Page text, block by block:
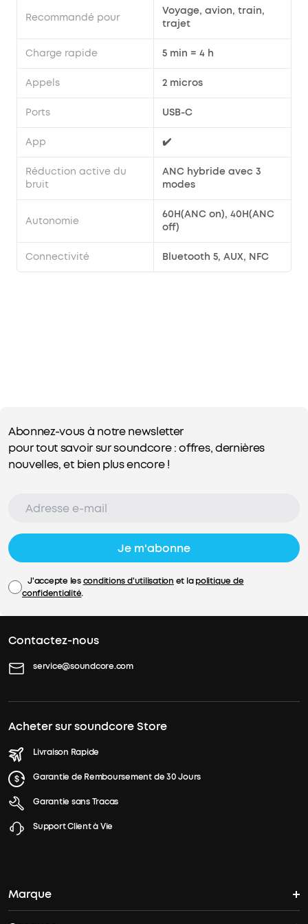
Recommandé pour
Voyage, avion, train,
trajet
Charge rapide 5 min = 4 h
Appels 2 micros
Ports USB-C
App ✔️
Réduction active du
bruit
ANC hybride avec 3
modes
Autonomie
60H(ANC on), 40H(ANC
off)
Connectivité Bluetooth 5, AUX, NFC
Abonnez-vous à notre newsletter
pour tout savoir sur soundcore : offres, dernières
nouvelles, et bien plus encore !
Je m'abonne
J'accepte lesconditions d'utilisation et lapolitique de
confidentialité.
Contactez-nous
service@soundcore.com
Acheter sur soundcore Store
Livraison Rapide
Garantie de Remboursement de 30 Jours
Garantie sans Tracas
Support Client à Vie
Marque